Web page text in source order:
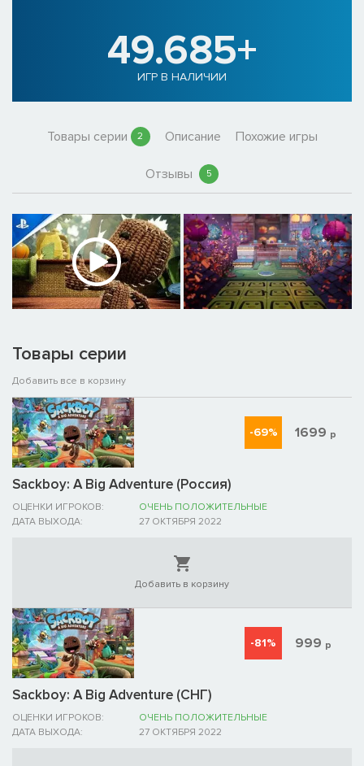
49.685+
ИГР В НАЛИЧИИ
Товары серии 2 Описание Похожие игры
Отзывы 5
Товары серии
Добавить все в корзину
Sackboy: A Big Adventure (Россия)
ОЦЕНКИ ИГРОКОВ:
ОЧЕНЬ ПОЛОЖИТЕЛЬНЫЕ
ДАТА ВЫХОДА:
27 ОКТЯБРЯ 2022
-69% 1699 р
Добавить в корзину
Sackboy: A Big Adventure (СНГ)
ОЦЕНКИ ИГРОКОВ:
ОЧЕНЬ ПОЛОЖИТЕЛЬНЫЕ
ДАТА ВЫХОДА:
27 ОКТЯБРЯ 2022
-81% 999 р